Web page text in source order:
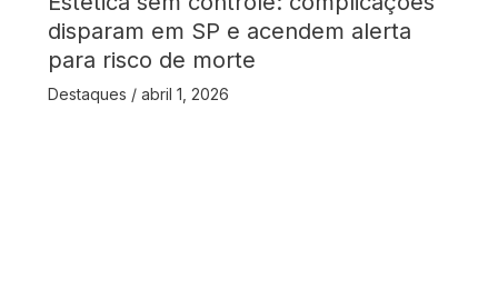
disparam em SP e acendem alerta
para risco de morte
Destaques / abril 1, 2026